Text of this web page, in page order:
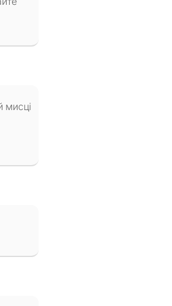
мисці